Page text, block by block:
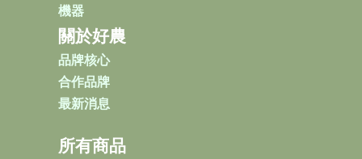
機器
關於好農
品牌核心
合作品牌
最新消息
所有商品